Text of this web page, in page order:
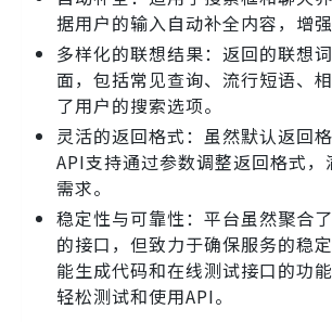
据用户的输入自动补全内容，增强
多样化的联想结果：返回的联想
面，包括常见查询、流行短语、
了用户的搜索选项。
灵活的返回格式：虽然默认返回
API支持通过参数调整返回格式，
需求。
稳定性与可靠性：平台虽然聚合
的接口，但致力于确保服务的稳
能生成代码和在线测试接口的功
轻松测试和使用API。